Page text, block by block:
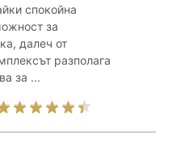
спокойна
за
далеч от
разполага
за ...